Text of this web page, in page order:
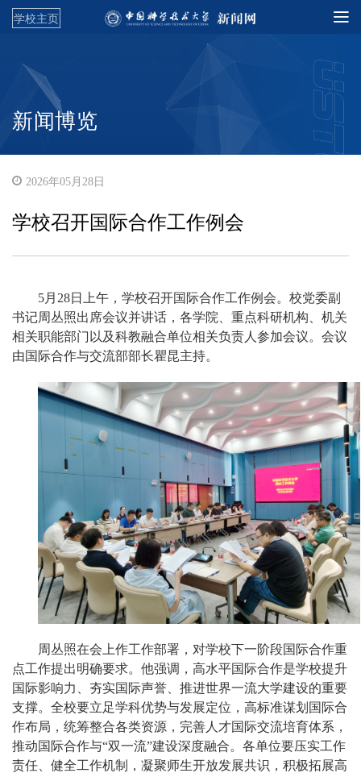
学校主页
新闻博览
2026年05月28日
学校召开国际合作工作例会
5月28日上午，学校召开国际合作工作例会。校党委副
书记周丛照出席会议并讲话，各学院、重点科研机构、机关
相关职能部门以及科教融合单位相关负责人参加会议。会议
由国际合作与交流部部长瞿昆主持。
周丛照在会上作工作部署，对学校下一阶段国际合作重
点工作提出明确要求。他强调，高水平国际合作是学校提升
国际影响力、夯实国际声誉、推进世界一流大学建设的重要
支撑。全校要立足学科优势与发展定位，高标准谋划国际合
作布局，统筹整合各类资源，完善人才国际交流培育体系，
推动国际合作与“双一流”建设深度融合。各单位要压实工作
责任、健全工作机制，凝聚师生开放发展共识，积极拓展高